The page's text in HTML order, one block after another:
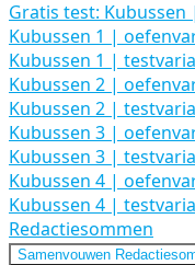
Gratis test:
Kubussen 1 |
Kubussen 1 |
Kubussen 2 |
Kubussen 2 |
Kubussen 3 |
Kubussen 3 |
Kubussen 4 |
Kubussen 4 |
Redactiesommen
Samenvouwen